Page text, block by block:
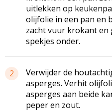
uitlekken op
olijfolie in een pan en
zacht vuur krokant en
spekjes onder.
2
Verwijder de
asperges. Verhit
asperges aan beide
peper en zout.